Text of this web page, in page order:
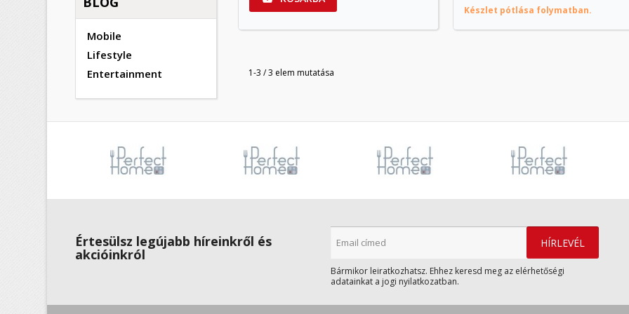
Mobile
Lifestyle
Entertainment
Készlet pótlása folymatban.
1-3 / 3 elem mutatása
Értesülsz legújabb híreinkről és
akcióinkról
Bármikor leiratkozhatsz. Ehhez keresd meg az elérhetőségi
adatainkat a jogi nyilatkozatban.